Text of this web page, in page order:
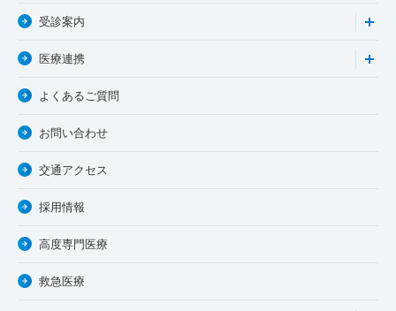
受診案内
医療連携
よくあるご質問
お問い合わせ
交通アクセス
採用情報
高度専門医療
救急医療